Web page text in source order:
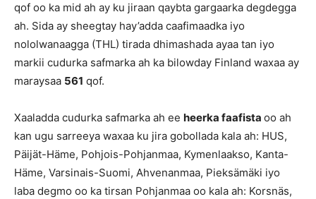
qof oo ka mid ah ay ku jiraan qaybta gargaarka degdegga
ah. Sida ay sheegtay hay’adda caafimaadka iyo
nololwanaagga (THL) tirada dhimashada ayaa tan iyo
markii cudurka safmarka ah ka bilowday Finland waxaa ay
maraysaa 561 qof.
Xaaladda cudurka safmarka ah ee heerka faafista oo ah
kan ugu sarreeya waxaa ku jira gobollada kala ah: HUS,
Päijät-Häme, Pohjois-Pohjanmaa, Kymenlaakso, Kanta-
Häme, Varsinais-Suomi, Ahvenanmaa, Pieksämäki iyo
laba degmo oo ka tirsan Pohjanmaa oo kala ah: Korsnäs,